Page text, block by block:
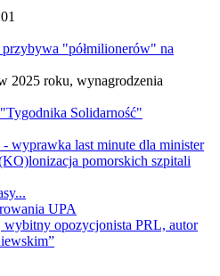
"półmilionerów" na
2025 roku, wynagrodzenia
Solidarność"
wyprawka last minute dla minister
pomorskich szpitali
UPA
wybitny opozycjonista PRL, autor